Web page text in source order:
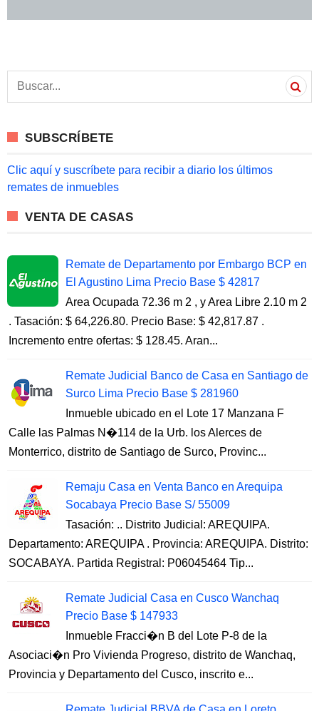
a
h
o
:
SUBSCRÍBETE
Clic aquí y suscríbete para recibir a diario los últimos
remates de inmuebles
VENTA DE CASAS
Remate de Departamento por Embargo BCP en
El Agustino Lima Precio Base $ 42817
Area Ocupada 72.36 m 2 , y Area Libre 2.10 m 2
. Tasación: $ 64,226.80. Precio Base: $ 42,817.87 .
Incremento entre ofertas: $ 128.45. Aran...
Remate Judicial Banco de Casa en Santiago de
Surco Lima Precio Base $ 281960
Inmueble ubicado en el Lote 17 Manzana F
Calle las Palmas N�114 de la Urb. los Alerces de
Monterrico, distrito de Santiago de Surco, Provinc...
Remaju Casa en Venta Banco en Arequipa
Socabaya Precio Base S/ 55009
Tasación: .. Distrito Judicial: AREQUIPA.
Departamento: AREQUIPA . Provincia: AREQUIPA. Distrito:
SOCABAYA. Partida Registral: P06045464 Tip...
Remate Judicial Casa en Cusco Wanchaq
Precio Base $ 147933
Inmueble Fracci�n B del Lote P-8 de la
Asociaci�n Pro Vivienda Progreso, distrito de Wanchaq,
Provincia y Departamento del Cusco, inscrito e...